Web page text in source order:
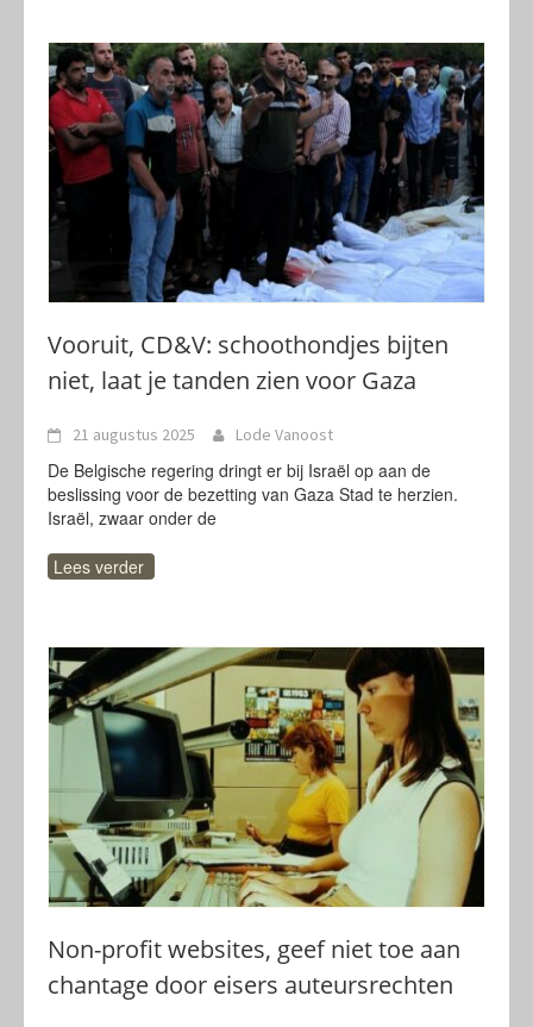
Vooruit, CD&V: schoothondjes bijten
niet, laat je tanden zien voor Gaza
21 augustus 2025 Lode Vanoost
De Belgische regering dringt er bij Israël op aan de
beslissing voor de bezetting van Gaza Stad te herzien.
Israël, zwaar onder de
Lees verder
Non-profit websites, geef niet toe aan
chantage door eisers auteursrechten